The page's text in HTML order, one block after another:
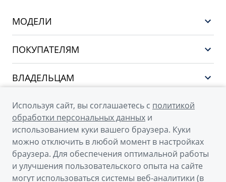
МОДЕЛИ
EX5
CITYRAY
ATLAS
OKAVANGO
MONJARO
ПОКУПАТЕЛЯМ
Финансы и услуги
ВЛАДЕЛЬЦАМ
Поддержка
О КОМПАНИИ
О бренде GEELY
О дилерском центре
Новости
Наша команда
© 2026
Используя сайт, вы соглашаетесь с политикой
обработки персональных данных и
использованием куки вашего браузера. Куки
можно отключить в любой момент в настройках
браузера. Для обеспечения оптимальной работы
и улучшения пользовательского опыта на сайте
могут использоваться системы веб-аналитики (в